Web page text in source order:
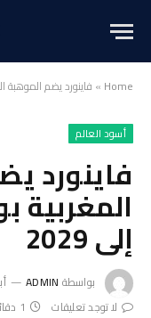
Home
» فاينورد يضم الموهبة
أسود العالم
فاينورد
المغربية
إلى 2029
بواسطة ADMIN
لا توجد تعليقات
1 دقائق